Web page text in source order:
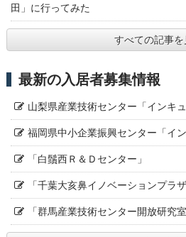
田」に行ってみた
すべての記事を
最新の入居者募集情報
山梨県産業技術センター「インキ
福岡県中小企業振興センター「イ
「白鬚西Ｒ＆Ｄセンター」
「千葉大亥鼻イノベーションプラザ
「群馬産業技術センター開放研究室